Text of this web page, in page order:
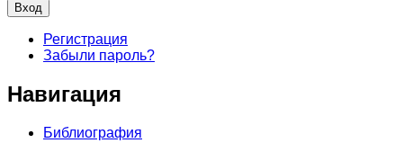
Регистрация
Забыли пароль?
Навигация
Библиография